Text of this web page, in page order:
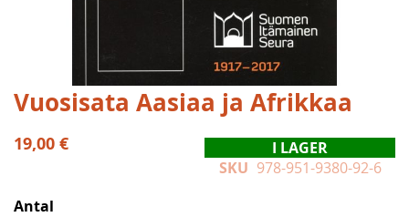
Hoppa
till
början
av
Vuosisata Aasiaa ja Afrikkaa
19,00 €
I LAGER
SKU 978-951-9380-92-6
Antal